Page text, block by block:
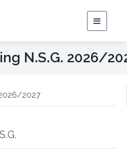
Toggle
N.S.G. 2026/
2027